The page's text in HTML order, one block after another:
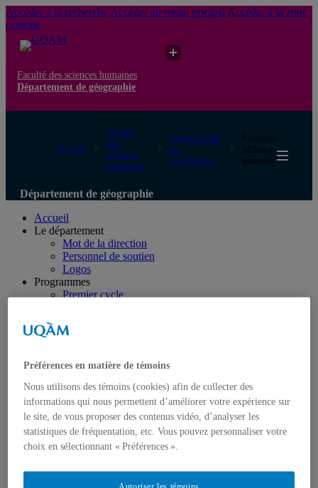
Accéder à la recherche Accéder au menu pricipal Accéder à la zone
centrale
Faculté des sciences humaines
Département de géographie
UQAM
Faculté
des
sciences
humaines
Département
de
géographie
Étiquette :
Milieux
naturels
Département de géographie
Accueil
Le département
Mot de la direction
Personnel de soutien
Logos
Programmes
Premier cycle
Directions des programmes
Professeur.e.s associé.e.s
Professeur.e.s invité.e.s
Chargé.e.s de cours de géographie
Recherche
Équipes et unités de recherche
Régles d’éthique
Axes de recherche
Mémoires et thèses
Préférences en matière de témoins
Nous utilisons des témoins (cookies) afin de collecter des
informations qui nous permettent d’améliorer votre expérience sur
le site, de vous proposer des contenus vidéo, d’analyser les
statistiques de fréquentation, etc. Vous pouvez personnaliser votre
choix en sélectionnant « Préférences ».